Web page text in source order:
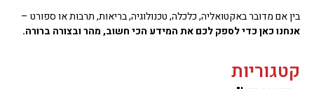
בין אם מדובר באקטואליה, כלכלה, טכנולוגיה, בריאות, תרבות או ספורט –
אנחנו כאן כדי לספק לכם את המידע הכי חשוב, מהר ובצורה ברורה.
קטגוריות